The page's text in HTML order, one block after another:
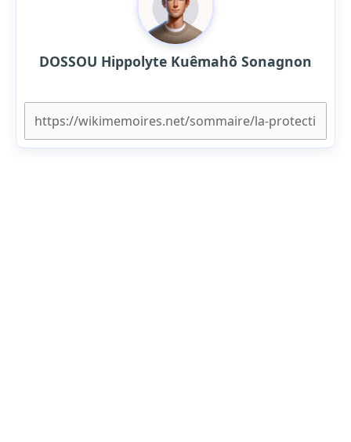
DOSSOU Hippolyte Kuêmahô Sonagnon